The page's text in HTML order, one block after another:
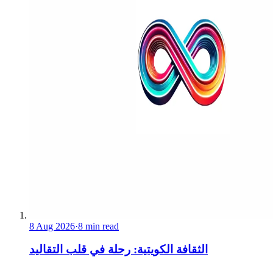
8 Aug 2026·8 min read
الثقافة الكويتية: رحلة في قلب التقاليد